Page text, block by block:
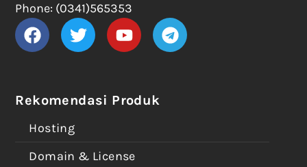
Rekomendasi Produk
Hosting
Domain & License
Phone: (0341)565353